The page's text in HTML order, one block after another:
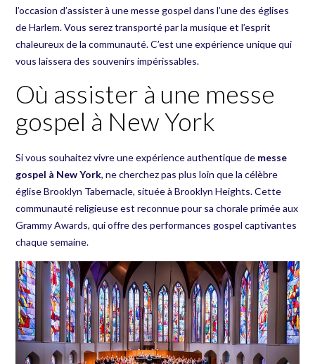
l’occasion d’assister à une messe gospel dans l’une des églises
de Harlem. Vous serez transporté par la musique et l’esprit
chaleureux de la communauté. C’est une expérience unique qui
vous laissera des souvenirs impérissables.
Où assister à une messe
gospel à New York
Si vous souhaitez vivre une expérience authentique de messe
gospel à New York, ne cherchez pas plus loin que la célèbre
église Brooklyn Tabernacle, située à Brooklyn Heights. Cette
communauté religieuse est reconnue pour sa chorale primée aux
Grammy Awards, qui offre des performances gospel captivantes
chaque semaine.